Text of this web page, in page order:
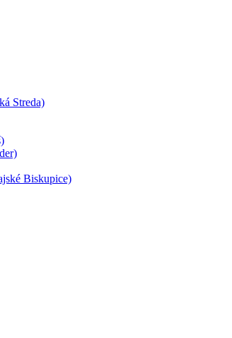
Streda)
Biskupice)